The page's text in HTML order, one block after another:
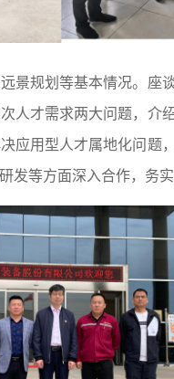
景规划等基本情况。座
人才需求两大问题，介
应用型人才属地化问题
发等方面深入合作，务实